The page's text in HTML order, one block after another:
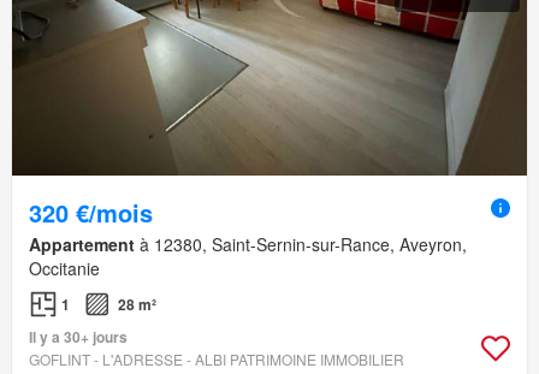
320 €/mois
Appartement à 12380, Saint-Sernin-sur-Rance, Aveyron,
Occitanie
1
28 m²
Il y a 30+ jours
GOFLINT - L'ADRESSE - ALBI PATRIMOINE IMMOBILIER